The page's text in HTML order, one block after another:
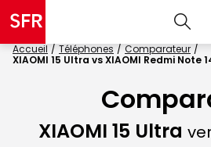
Accueil Téléphones
Comparateur
XIAOMI 15 Ultra vs XIAOMI Redmi Note
XIAOMI 15 Ultra